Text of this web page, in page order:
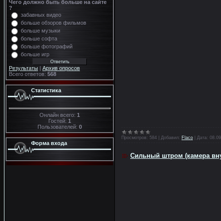
Чего должно быть больше на сайте
?
забавных видео
больше обзоров фильмов
больше музыки
больше софта
больше фотографий
больше игр
Результаты | Архив опросов
Всего ответов: 568
Статистика
Онлайн всего: 1
Гостей: 1
Пользователей: 0
Форма входа
Просмотров: 584 Добавил: Flaco Дата:
Сильный штром (камера